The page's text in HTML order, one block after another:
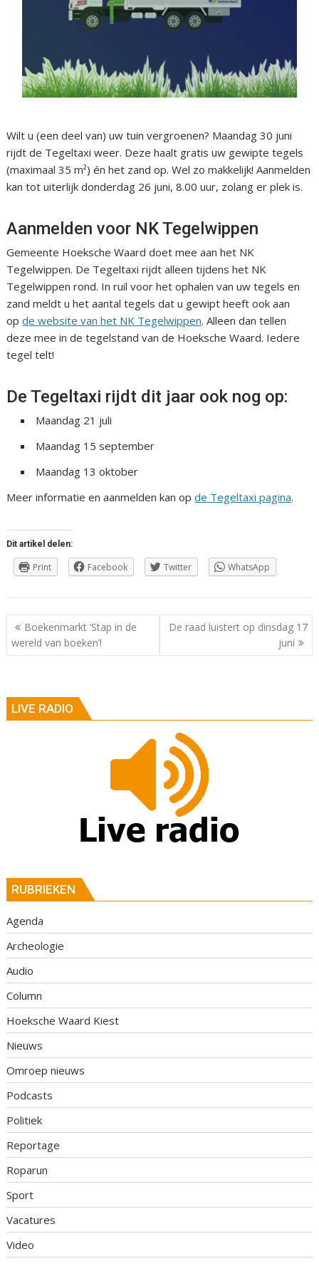
Wilt u (een deel van) uw tuin vergroenen? Maandag 30 juni
rijdt de Tegeltaxi weer. Deze haalt gratis uw gewipte tegels
(maximaal 35 m²) én het zand op. Wel zo makkelijk! Aanmelden
kan tot uiterlijk donderdag 26 juni, 8.00 uur, zolang er plek is.
Aanmelden voor NK Tegelwippen
Gemeente Hoeksche Waard doet mee aan het NK
Tegelwippen. De Tegeltaxi rijdt alleen tijdens het NK
Tegelwippen rond. In ruil voor het ophalen van uw tegels en
zand meldt u het aantal tegels dat u gewipt heeft ook aan
opde website van het NK Tegelwippen. Alleen dan tellen
deze mee in de tegelstand van de Hoeksche Waard. Iedere
tegel telt!
De Tegeltaxi rijdt dit jaar ook nog op:
Maandag 21 juli
Maandag 15 september
Maandag 13 oktober
Meer informatie en aanmelden kan opde Tegeltaxi pagina.
Dit artikel delen:
Print Facebook Twitter WhatsApp
Berichtnavigatie
Boekenmarkt ‘Stap in de
wereld van boeken’!
De raad luistert op dinsdag 17
juni
LIVE RADIO
RUBRIEKEN
Agenda
Archeologie
Audio
Column
Hoeksche Waard Kiest
Nieuws
Omroep nieuws
Podcasts
Politiek
Reportage
Roparun
Sport
Vacatures
Video